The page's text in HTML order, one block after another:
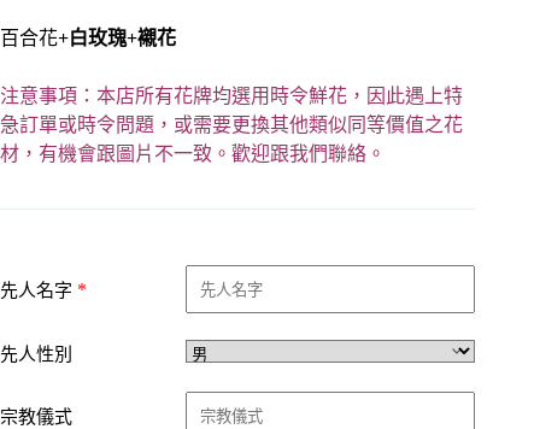
百合花+白玫瑰+襯花
注意事項：本店所有花牌均選用時令鮮花，因此遇上特
急訂單或時令問題，或需要更換其他類似同等價值之花
材，有機會跟圖片不一致。歡迎跟我們聯絡。
先人名字 *
先人性別
宗教儀式